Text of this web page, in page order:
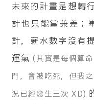
未來的計畫是想轉
計也只能當兼差；
計，薪水數字沒有
運氣 (其實是每個算
門，會被吃死，但我
況已經發生三次 XD)